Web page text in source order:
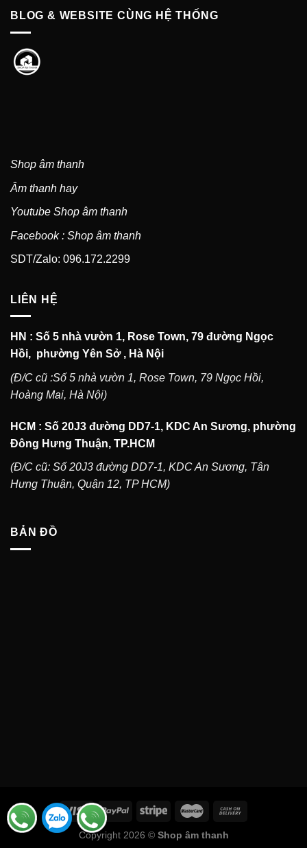
BLOG & WEBSITE CÙNG HỆ THỐNG
Shop âm thanh
Âm thanh hay
Youtube Shop âm thanh
Facebook : Shop âm thanh
SDT/Zalo: 096.172.2299
LIÊN HỆ
HN : Số 5 nhà vườn 1, Rose Town, 79 đường Ngọc
Hồi, phường Yên Sở , Hà Nội
(Đ/C cũ :Số 5 nhà vườn 1, Rose Town, 79 Ngọc Hồi,
Hoàng Mai, Hà Nội)
HCM : Số 20J3 đường DD7-1, KDC An Sương, phường
Đông Hưng Thuận, TP.HCM
(Đ/C cũ: Số 20J3 đường DD7-1, KDC An Sương, Tân
Hưng Thuận, Quận 12, TP HCM)
BẢN ĐỒ
Copyright 2026 © Shop âm thanh